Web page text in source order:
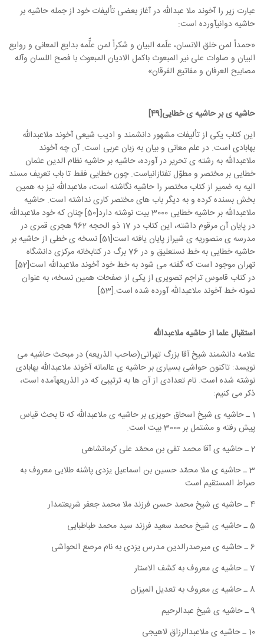
عبارت زیر را آخوند ملا عبدالله در آغاز بعضی تألیفات خود از جمله حاشیه بر
حاشیه دوانیآورده است:
«حمداً لمن خلق الانسان، علّمه البیان و شکراً لمن علّّمه بدایع المعانی و روایع
البیان و صلوات علی نیر المبعوث باکمل الادیان المبعوث با فصح اللسان وآله
مصابیح العرفان و مفاتیع الفرقان»
حاشیه ی بر حاشیه ی خطایی[49]
این کتاب یکی از تألیفات مشهور دانشمند و ادیب شیعی آخوند ملاعبدالله
بهابادی است. در علم معانی و بیان به زبان عربی است. آن چه آخوند
ملاعبدالله به رشته ی تحریر در آورده، حاشیه بر حاشیه نظام الدین عثمان
خطایی بر مختصر و مطوّل تفتازانیاست. چون خطایی فقط تا باب تعریف مسند
الیه به ضمیر از کتاب مختصر را حاشیه نگاشته است، ملاعبدالله نیز به همین
بخش بسنده کرده و به دیگر باب های مختصر کاری نداشته است. حاشیه
ملاعبدالله بر حاشیه خطایی 3000 بیت نوشته دارد[50] چنان که خود ملاعبدالله
در پایان آن مرقوم داشته، این کتاب در 17 ذو الحجه 962 هجری قمری در
مدرسه ی منصوریه ی شیراز پایان یافته است[51] نسخه ی خطی از حاشیه بر
حاشیه خطایی به خط نستعلیق و در 76 برگ در کتابخانه مرکزی دانشگاه
تهران موجود است که گفته می شود به خط خود آخوند ملاعبدالله است[52]
در کتاب قاموس تراجم تصویری از یکی از صفحات همین نسخه، به عنوان
نمونه خط آخوند ملاعبدالله آورده شده است.[53]
استقبال علما از حاشیه ملاعبدالله
علامه دانشمند شیخ آقا بزرگ تهرانی(صاحب الذریعه) در مبحث حاشیه می
نویسد: تاکنون حواشی بسیاری بر حاشیه ی عالمانه آخوند ملاعبدالله بهابادی
نوشته شده است. نام تعدادی از آن ها به ترتیبی که در الذریعهآمده است،
ذکر می کنیم:
1 ـ حاشیه ی شیخ اسحاق حویزی بر حاشیه ی ملاعبدالله که تا بحث قیاس
پیش رفته و مشتمل بر 3000 بیت است.
2 ـ حاشیه ی آقا محمد تقی بن محمّد علی کرمانشاهی
3 ـ حاشیه ی ملا محمّد حسین بن اسماعیل یزدی پاشنه طلایی معروف به
صراط المستقیم است
4 ـ حاشیه ی شیخ محمد حسن فرزند ملا محمد جعفر شریعتمدار
5 ـ حاشیه ی شیخ محمد سعید فرزند سید محمد طباطبایی
6 ـ حاشیه ی میرصدرالدین مدرس یزدی به نام مرصع الحواشی
7 ـ حاشیه ی معروف به کشف الاستار
8 ـ حاشیه ی معروف به تعدیل المیزان
9 ـ حاشیه ی شیخ عبدالرحیم
10 ـ حاشیه ی ملاعبدالرزاق لاهیجی